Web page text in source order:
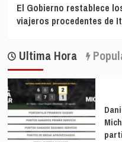
El Gobierno restablece
viajeros procedentes de
Ultima Hora